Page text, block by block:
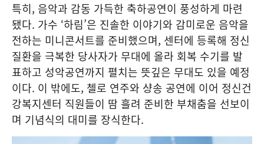
특히, 음악과 감동 가득한 축하공연이 풍성하게 마련
됐다. 가수 ‘하림’은 진솔한 이야기와 감미로운 음악을
전하는 미니콘서트를 준비했으며, 센터에 등록해 정신
질환을 극복한 당사자가 무대에 올라 회복 수기를 발
표하고 성악공연까지 펼치는 뜻깊은 무대도 있을 예정
이다. 이 밖에도, 첼로 연주와 샹송 공연에 이어 정신건
강복지센터 직원들이 땀 흘려 준비한 부채춤을 선보이
며 기념식의 대미를 장식한다.